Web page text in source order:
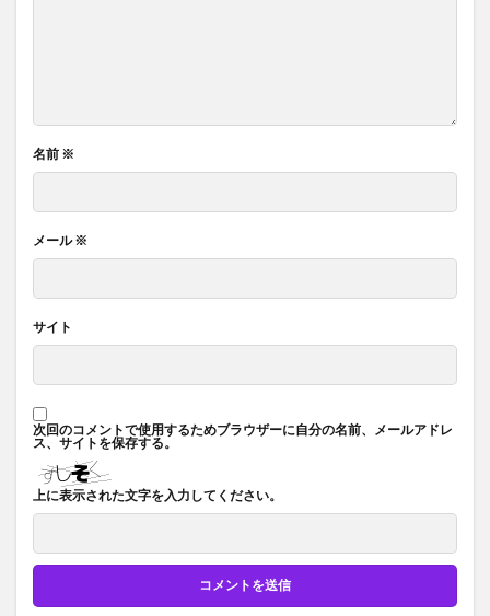
名前 ※
メール※
サイト
次回のコメントで使用するためブラウザーに自分の名前、メールアドレ
ス、サイトを保存する。
上に表示された文字を入力してください。